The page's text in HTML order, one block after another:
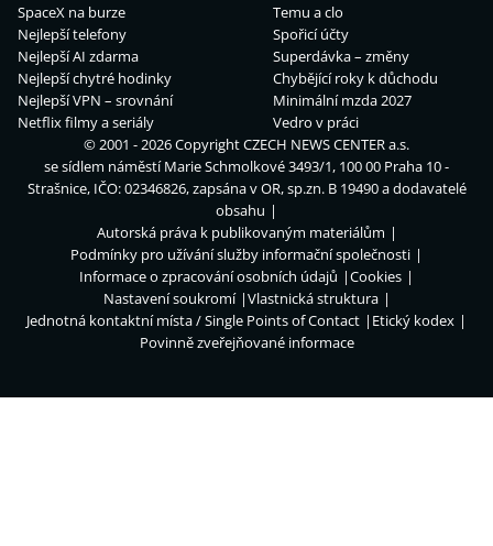
SpaceX na burze
Nejlepší telefony
Nejlepší AI zdarma
Nejlepší chytré hodinky
Nejlepší VPN – srovnání
Netflix filmy a seriály
Temu a clo
Spořicí účty
Superdávka – změny
Chybějící roky k důchodu
Minimální mzda 2027
Vedro v práci
© 2001 - 2026 CopyrightCZECH NEWS CENTER a.s.
se sídlem náměstí Marie Schmolkové 3493/1, 100 00 Praha 10 -
Strašnice, IČO: 02346826, zapsána v OR, sp.zn. B 19490 a dodavatelé
obsahu
Autorská práva k publikovaným materiálům
Podmínky pro užívání služby informační společnosti
Informace o zpracování osobních údajů
Cookies
Nastavení soukromí
Vlastnická struktura
Jednotná kontaktní místa / Single Points of Contact
Etický kodex
Povinně zveřejňované informace